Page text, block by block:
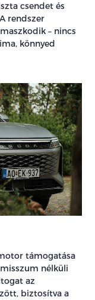
csendet és
rendszer
– nincs
könnyed
támogatása
nélküli
az
biztosítva a